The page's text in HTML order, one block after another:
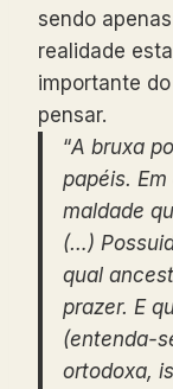
sendo
realidade
importante
pensar.
“A bruxa
papéis.
maldade
(…)
qual
prazer. E
(entenda-
ortodoxa,